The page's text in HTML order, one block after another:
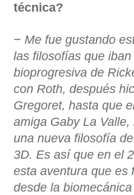
técnica?
– Me fue gustando
las filosofías que
bioprogresiva de
con Roth, después
Gregoret, hasta que
amiga Gaby La
una nueva filosofía
3D. Es así que en el
esta aventura que es
desde la